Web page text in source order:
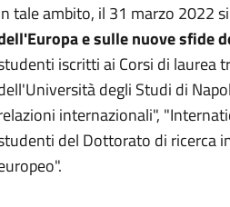
tale ambito, il 31 marzo 2022
e sulle nuove sfide
iscritti ai Corsi di laurea
degli Studi di
internazionali",
del Dottorato di ricerca